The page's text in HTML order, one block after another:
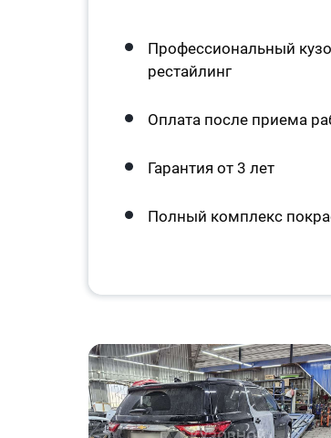
Профессиональный
рестайлинг
Оплата после приема
Гарантия от 3 лет
Полный комплекс